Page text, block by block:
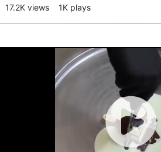
17.2K views 1K plays